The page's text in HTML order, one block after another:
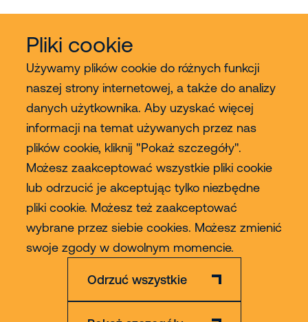
Pliki cookie
Używamy plików cookie do różnych funkcji
naszej strony internetowej, a także do analizy
danych użytkownika. Aby uzyskać więcej
informacji na temat używanych przez nas
plików cookie, kliknij "Pokaż szczegóły".
Możesz zaakceptować wszystkie pliki cookie
lub odrzucić je akceptując tylko niezbędne
pliki cookie. Możesz też zaakceptować
wybrane przez siebie cookies. Możesz zmienić
swoje zgody w dowolnym momencie.
Odrzuć wszystkie
Usługi
Sprzedaż
Contact
Więcej